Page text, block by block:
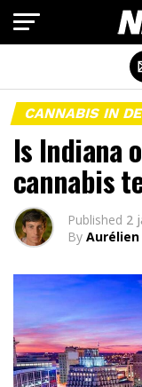
CANNABIS IN
Is Indiana
cannabis
Published 2
By Aurélien